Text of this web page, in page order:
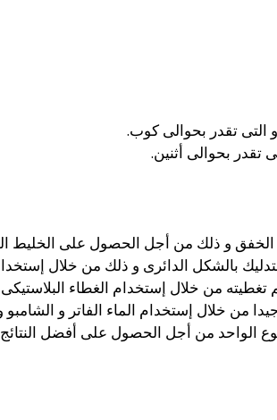
تقدر بحوالى كوب.
تقدر بحوالى أثنين.
و ذلك من أجل الحصول على الخليط
تغطيته من خلال إستخدام الغطاء
من خلال إستخدام الماء الفاتر و الشامبو
الواحد من أجل الحصول على أفضل النتائج